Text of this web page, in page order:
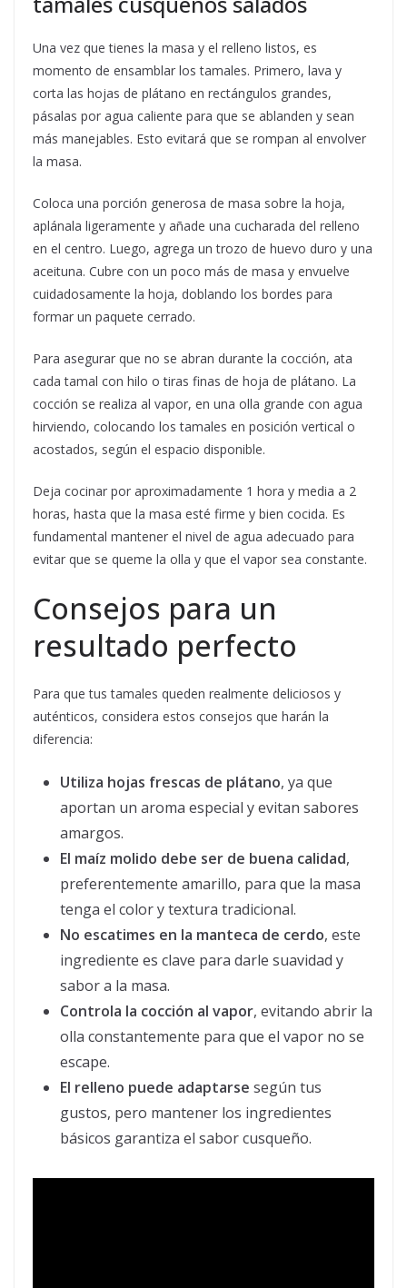
Una vez que tienes la masa y el relleno listos, es
momento de ensamblar los tamales. Primero, lava y
corta las hojas de plátano en rectángulos grandes,
pásalas por agua caliente para que se ablanden y sean
más manejables. Esto evitará que se rompan al envolver
la masa.
Coloca una porción generosa de masa sobre la hoja,
aplánala ligeramente y añade una cucharada del relleno
en el centro. Luego, agrega un trozo de huevo duro y una
aceituna. Cubre con un poco más de masa y envuelve
cuidadosamente la hoja, doblando los bordes para
formar un paquete cerrado.
Para asegurar que no se abran durante la cocción, ata
cada tamal con hilo o tiras finas de hoja de plátano. La
cocción se realiza al vapor, en una olla grande con agua
hirviendo, colocando los tamales en posición vertical o
acostados, según el espacio disponible.
Deja cocinar por aproximadamente 1 hora y media a 2
horas, hasta que la masa esté firme y bien cocida. Es
fundamental mantener el nivel de agua adecuado para
evitar que se queme la olla y que el vapor sea constante.
Consejos para un
resultado perfecto
Para que tus tamales queden realmente deliciosos y
auténticos, considera estos consejos que harán la
diferencia:
Utiliza hojas frescas de plátano, ya que
aportan un aroma especial y evitan sabores
amargos.
El maíz molido debe ser de buena calidad,
preferentemente amarillo, para que la masa
tenga el color y textura tradicional.
No escatimes en la manteca de cerdo, este
ingrediente es clave para darle suavidad y
sabor a la masa.
Controla la cocción al vapor, evitando abrir la
olla constantemente para que el vapor no se
escape.
El relleno puede adaptarse según tus
gustos, pero mantener los ingredientes
básicos garantiza el sabor cusqueño.